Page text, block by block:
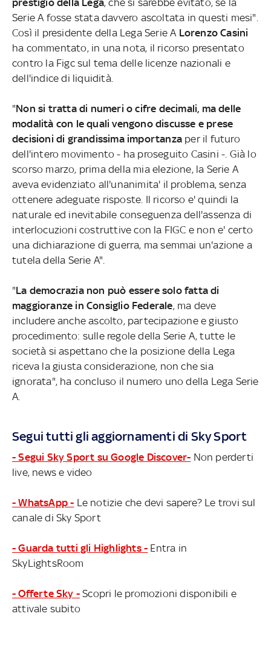
Serie A fosse stata davvero ascoltata in questi mesi".
Così il presidente della Lega Serie A Lorenzo Casini
ha commentato, in una nota, il ricorso presentato
contro la Figc sul tema delle licenze nazionali e
dell'indice di liquidità.
"Non si tratta di numeri o cifre decimali, ma delle
modalità con le quali vengono discusse e prese
decisioni di grandissima importanza per il futuro
dell'intero movimento - ha proseguito Casini -. Già lo
scorso marzo, prima della mia elezione, la Serie A
aveva evidenziato all'unanimita' il problema, senza
ottenere adeguate risposte. Il ricorso e' quindi la
naturale ed inevitabile conseguenza dell'assenza di
interlocuzioni costruttive con la FIGC e non e' certo
una dichiarazione di guerra, ma semmai un'azione a
tutela della Serie A".
"La democrazia non può essere solo fatta di
maggioranze in Consiglio Federale, ma deve
includere anche ascolto, partecipazione e giusto
procedimento: sulle regole della Serie A, tutte le
società si aspettano che la posizione della Lega
riceva la giusta considerazione, non che sia
ignorata", ha concluso il numero uno della Lega Serie
A.
Segui tutti gli aggiornamenti di Sky Sport
- Segui Sky Sport su Google Discover- Non perderti
live, news e video
- WhatsApp - Le notizie che devi sapere? Le trovi sul
canale di Sky Sport
- Guarda tutti gli Highlights - Entra in
SkyLightsRoom
- Offerte Sky - Scopri le promozioni disponibili e
attivale subito